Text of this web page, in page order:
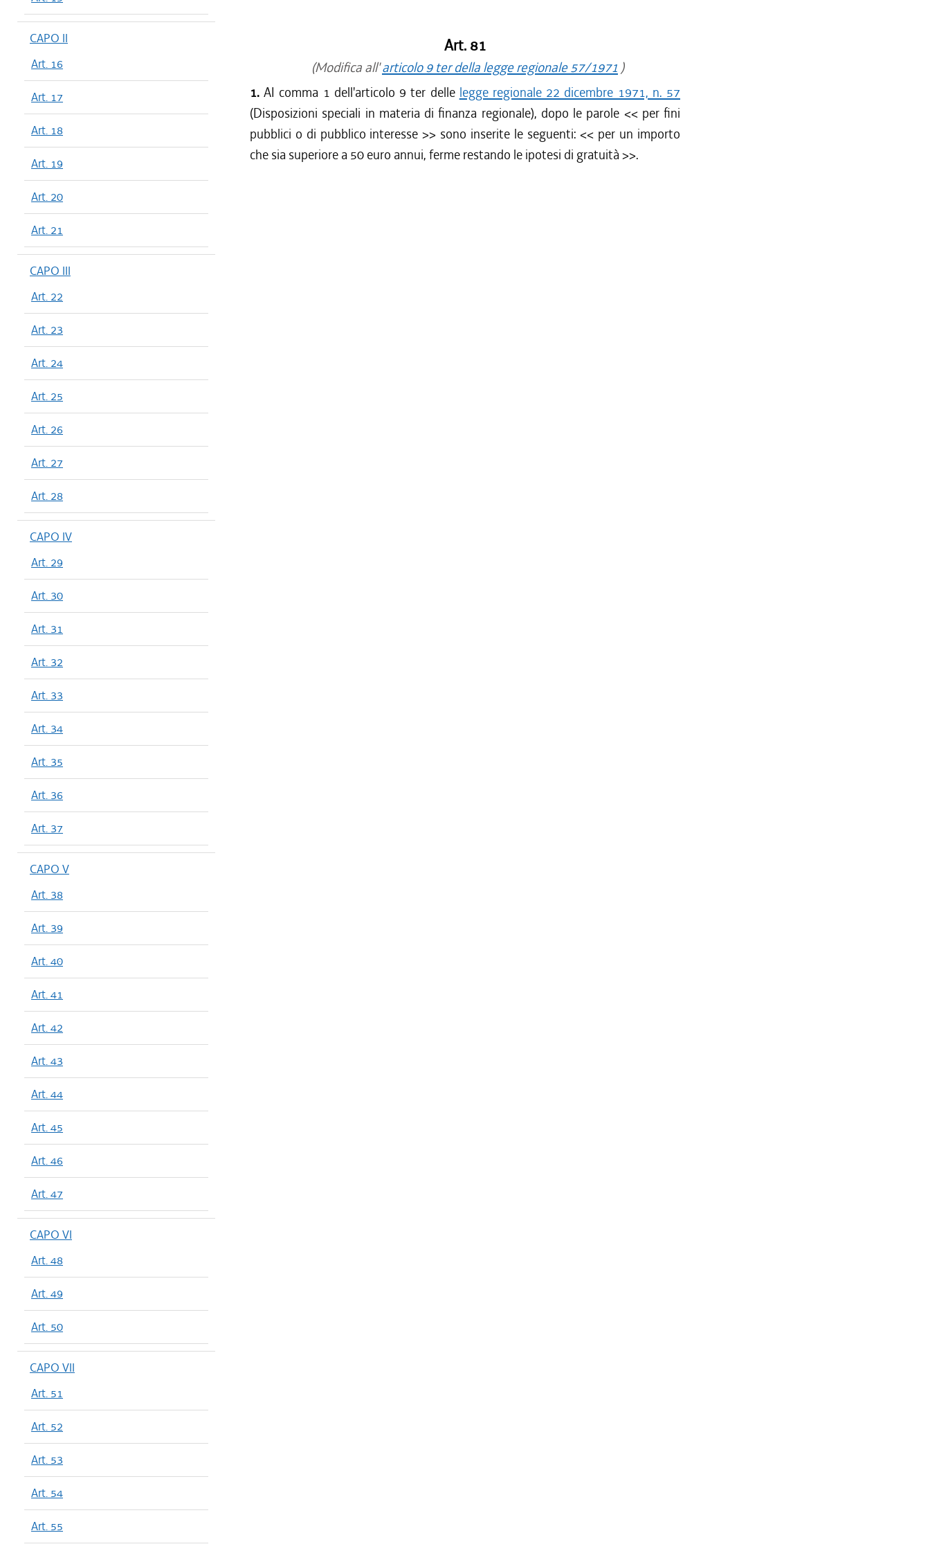
CAPO II
Art. 16
Art. 17
Art. 18
Art. 19
Art. 20
Art. 21
CAPO III
Art. 22
Art. 23
Art. 24
Art. 25
Art. 26
Art. 27
Art. 28
CAPO IV
Art. 29
Art. 30
Art. 31
Art. 32
Art. 33
Art. 34
Art. 35
Art. 36
Art. 37
CAPO V
Art. 38
Art. 39
Art. 40
Art. 41
Art. 42
Art. 43
Art. 44
Art. 45
Art. 46
Art. 47
CAPO VI
Art. 48
Art. 49
Art. 50
CAPO VII
Art. 51
Art. 52
Art. 53
Art. 54
Art. 55
Art. 81
(Modifica all'articolo 9 ter della legge regionale 57/1971 )
1.AI comma 1 dell'articolo 9 ter delle legge regionale 22 dicembre 1971, n. 57
(Disposizioni speciali in materia di finanza regionale), dopo le parole << per fini
pubblici o di pubblico interesse >> sono inserite le seguenti: << per un importo
che sia superiore a 50 euro annui, ferme restando le ipotesi di gratuità >>.